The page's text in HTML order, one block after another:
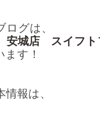
グは、
安城店 スイフト
す！
報は、